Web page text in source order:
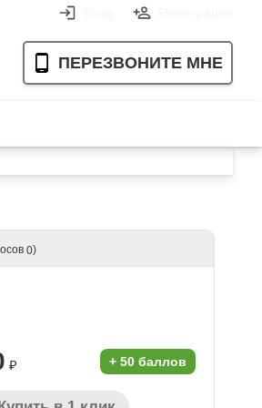
ПЕРЕЗВОНИТЕ МНЕ
0)
₽ + 50 баллов